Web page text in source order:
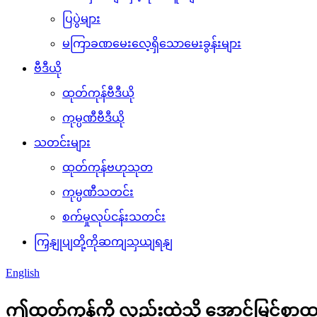
ပြပွဲများ
မကြာခဏမေးလေ့ရှိသောမေးခွန်းများ
ဗီဒီယို
ထုတ်ကုန်ဗီဒီယို
ကုမ္ပဏီဗီဒီယို
သတင်းများ
ထုတ်ကုန်ဗဟုသုတ
ကုမ္ပဏီသတင်း
စက်မှုလုပ်ငန်းသတင်း
ကြှနျုပျတို့ကိုဆကျသှယျရနျ
English
ဤထုတ်ကုန်ကို လှည်းထဲသို့ အောင်မြင်စွာထည့်ပ